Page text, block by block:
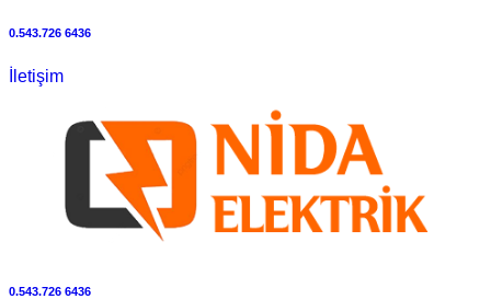
0.543.726 6436
İletişim
0.543.726 6436